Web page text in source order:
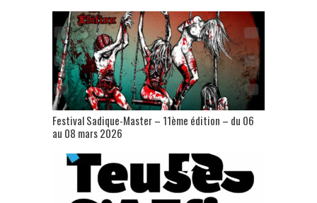
Festival Sadique-Master – 11ème édition – du 06
au 08 mars 2026